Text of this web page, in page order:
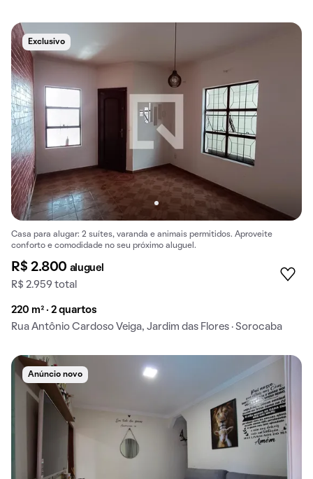
Exclusivo
Casa para alugar: 2 suítes, varanda e animais permitidos. Aproveite
conforto e comodidade no seu próximo aluguel.
R$ 2.800 aluguel
R$ 2.959 total
220 m² · 2 quartos
Rua Antônio Cardoso Veiga, Jardim das Flores · Sorocaba
Anúncio novo